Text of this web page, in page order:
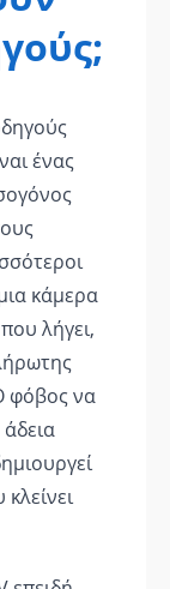
ένας
κάμερα
λήγει,
φόβος να